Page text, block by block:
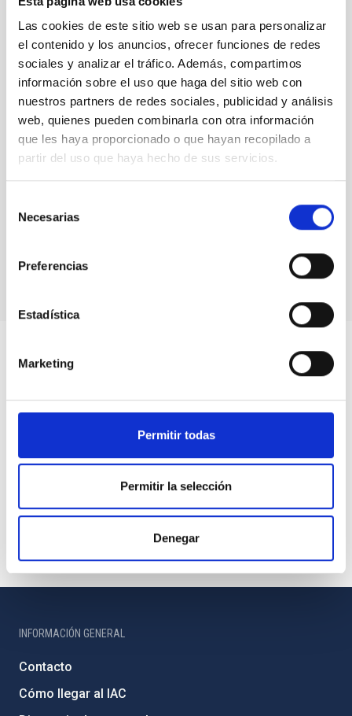
Las cookies de este sitio web se usan para personalizar
el contenido y los anuncios, ofrecer funciones de redes
sociales y analizar el tráfico. Además, compartimos
información sobre el uso que haga del sitio web con
nuestros partners de redes sociales, publicidad y análisis
web, quienes pueden combinarla con otra información
que les haya proporcionado o que hayan recopilado a
partir del uso que haya hecho de sus servicios.
Necesarias
Preferencias
Estadística
Marketing
Permitir todas
Permitir la selección
Denegar
El IAC
compromiso
con la
transferencia
reafirma su
transferencia
INFORMACIÓN GENERAL
Contacto
Cómo llegar al IAC